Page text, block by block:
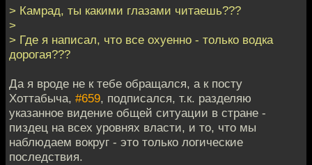
> Камрад, ты какими глазами читаешь???
>
> Где я написал, что все охуенно - только водка
дорогая???
Да я вроде не к тебе обращался, а к посту
Хоттабыча, #659, подписался, т.к. разделяю
указанное видение общей ситуации в стране -
пиздец на всех уровнях власти, и то, что мы
наблюдаем вокруг - это только логические
последствия.